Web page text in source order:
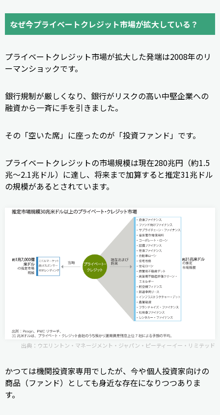
なぜ今プライベートクレジット市場が拡大している？
プライベートクレジット市場が拡大した発端は2008年のリ
ーマンショックです。
銀行規制が厳しくなり、銀行がリスクの高い中堅企業への
融資から一斉に手を引きました。
その「空いた席」に座ったのが「投資ファンド」です。
プライベートクレジットの市場規模は現在280兆円（約1.5
兆〜2.1兆ドル）に達し、将来まで加算すると推定31兆ドル
の規模があるとされています。
出典： ウエリントン・マネージメント・ジャパン・ピーティーイー・リミテッド
かつては機関投資家専用でしたが、今や個人投資家向けの
商品（ファンド）としても身近な存在になりつつありま
す。